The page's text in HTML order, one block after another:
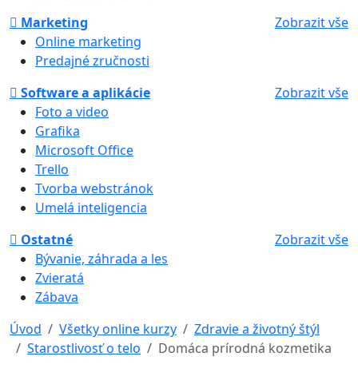
Marketing
Zobrazit vše
Online marketing
Predajné zručnosti
Software a aplikácie
Zobrazit vše
Foto a video
Grafika
Microsoft Office
Trello
Tvorba webstránok
Umelá inteligencia
Ostatné
Zobrazit vše
Bývanie, záhrada a les
Zvieratá
Zábava
Úvod
Všetky online kurzy
Zdravie a životný štýl
Starostlivosť o telo
Domáca prírodná kozmetika